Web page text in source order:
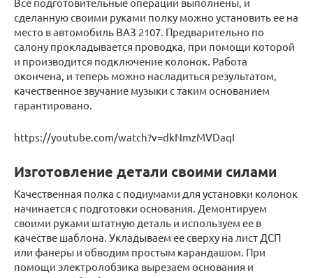
сделанную своими руками полку можно установить ее на
место в автомобиль ВАЗ 2107. Предварительно по
салону прокладывается проводка, при помощи которой
и производится подключение колонок. Работа
окончена, и теперь можно насладиться результатом,
качественное звучание музыки с таким основанием
гарантировано.
https://youtube.com/watch?v=dkNmzMVDaqI
Изготовление детали своими силами
Качественная полка с подиумами для установки колонок
начинается с подготовки основания. Демонтируем
своими руками штатную деталь и используем ее в
качестве шаблона. Укладываем ее сверху на лист ДСП
или фанеры и обводим простым карандашом. При
помощи электролобзика вырезаем основания и